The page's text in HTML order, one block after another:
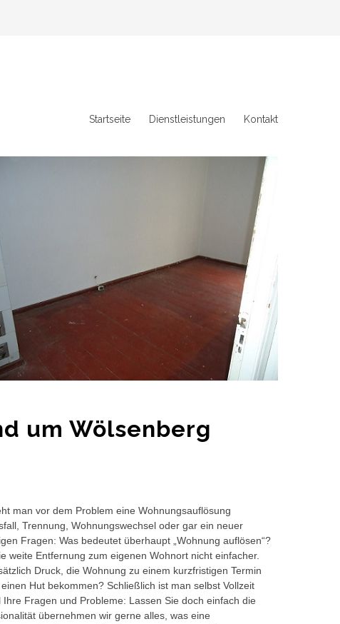
Startseite Dienstleistungen Kontakt
um Wölsenberg
man vor dem Problem eine Wohnungsauflösung
Trennung, Wohnungswechsel oder gar ein neuer
Fragen: Was bedeutet überhaupt „Wohnung auflösen“?
weite Entfernung zum eigenen Wohnort nicht einfacher.
Druck, die Wohnung zu einem kurzfristigen Termin
Hut bekommen? Schließlich ist man selbst Vollzeit
Fragen und Probleme: Lassen Sie doch einfach die
übernehmen wir gerne alles, was eine